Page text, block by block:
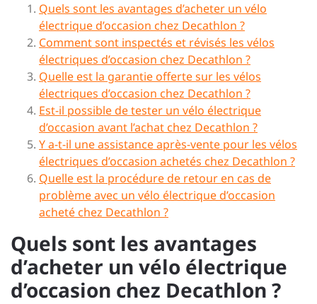
Quels sont les avantages d’acheter un vélo
électrique d’occasion chez Decathlon ?
Comment sont inspectés et révisés les vélos
électriques d’occasion chez Decathlon ?
Quelle est la garantie offerte sur les vélos
électriques d’occasion chez Decathlon ?
Est-il possible de tester un vélo électrique
d’occasion avant l’achat chez Decathlon ?
Y a-t-il une assistance après-vente pour les vélos
électriques d’occasion achetés chez Decathlon ?
Quelle est la procédure de retour en cas de
problème avec un vélo électrique d’occasion
acheté chez Decathlon ?
Quels sont les avantages
d’acheter un vélo électrique
d’occasion chez Decathlon ?